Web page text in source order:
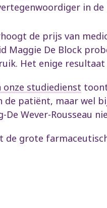
in de
de prijs van
Maggie De Block
Het enige
onze studiedienst
de patiënt, maar wel
Wever-Rousseau
de grote